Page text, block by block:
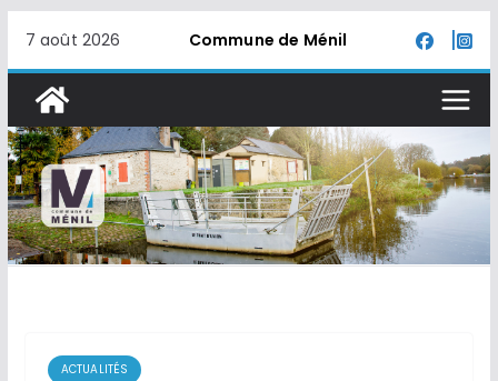
contenu
7 août 2026 Commune de Ménil
ACTUALITÉS